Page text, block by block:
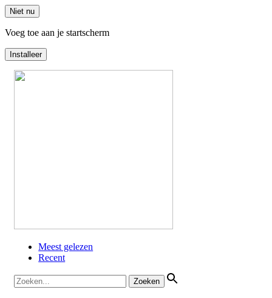
Niet nu
Voeg toe aan je startscherm
Installeer
Meest gelezen
Recent